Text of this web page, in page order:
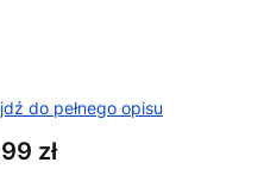
do pełnego opisu
zł